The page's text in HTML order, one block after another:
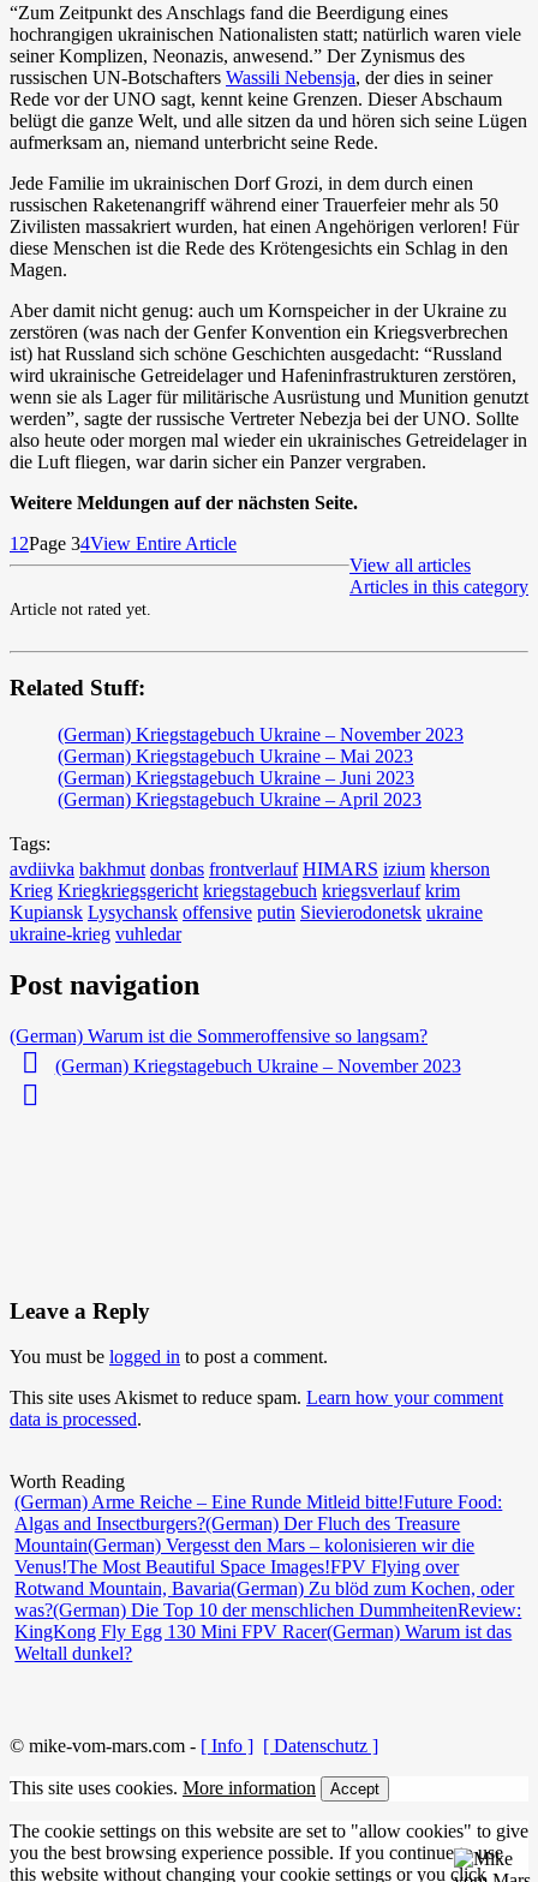
“Zum Zeitpunkt des Anschlags fand die Beerdigung eines
hochrangigen ukrainischen Nationalisten statt; natürlich waren viele
seiner Komplizen, Neonazis, anwesend.” Der Zynismus des
russischen UN-Botschafters Wassili Nebensja, der dies in seiner
Rede vor der UNO sagt, kennt keine Grenzen. Dieser Abschaum
belügt die ganze Welt, und alle sitzen da und hören sich seine Lügen
aufmerksam an, niemand unterbricht seine Rede.
Jede Familie im ukrainischen Dorf Grozi, in dem durch einen
russischen Raketenangriff während einer Trauerfeier mehr als 50
Zivilisten massakriert wurden, hat einen Angehörigen verloren! Für
diese Menschen ist die Rede des Krötengesichts ein Schlag in den
Magen.
Aber damit nicht genug: auch um Kornspeicher in der Ukraine zu
zerstören (was nach der Genfer Konvention ein Kriegsverbrechen
ist) hat Russland sich schöne Geschichten ausgedacht: “Russland
wird ukrainische Getreidelager und Hafeninfrastrukturen zerstören,
wenn sie als Lager für militärische Ausrüstung und Munition genutzt
werden”, sagte der russische Vertreter Nebezja bei der UNO. Sollte
also heute oder morgen mal wieder ein ukrainisches Getreidelager in
die Luft fliegen, war darin sicher ein Panzer vergraben.
Weitere Meldungen auf der nächsten Seite.
1 2Page 34View Entire Article
View all articles
Articles in this category
Article not rated yet.
Related Stuff:
(German) Kriegstagebuch Ukraine – November 2023
(German) Kriegstagebuch Ukraine – Mai 2023
(German) Kriegstagebuch Ukraine – Juni 2023
(German) Kriegstagebuch Ukraine – April 2023
Tags:
avdiivka bakhmut donbas frontverlauf HIMARS izium kherson
Krieg Kriegkriegsgericht kriegstagebuch kriegsverlauf krim
Kupiansk Lysychansk offensive putin Sievierodonetsk ukraine
ukraine-krieg vuhledar
Post navigation
(German) Warum ist die Sommeroffensive so langsam?
(German) Kriegstagebuch Ukraine – November 2023
Leave a Reply
You must be logged in to post a comment.
This site uses Akismet to reduce spam. Learn how your comment
data is processed.
Worth Reading
(German) Arme Reiche – Eine Runde Mitleid bitte!Future Food:
Algas and Insectburgers?(German) Der Fluch des Treasure
Mountain(German) Vergesst den Mars – kolonisieren wir die
Venus!The Most Beautiful Space Images!FPV Flying over
Rotwand Mountain, Bavaria(German) Zu blöd zum Kochen, oder
was?(German) Die Top 10 der menschlichen DummheitenReview:
KingKong Fly Egg 130 Mini FPV Racer(German) Warum ist das
Weltall dunkel?
© mike-vom-mars.com - [ Info ] [ Datenschutz ]
This site uses cookies. More information Accept
The cookie settings on this website are set to "allow cookies" to give
you the best browsing experience possible. If you continue to use
this website without changing your cookie settings or you click